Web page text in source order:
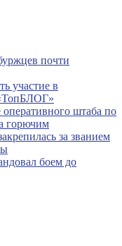
почти
участие в
штаба по
горючим
за званием
боем до